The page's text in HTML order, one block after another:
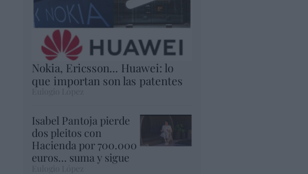
Nokia, Ericsson... Huawei: lo
que importan son las patentes
Eulogio López
Isabel Pantoja pierde
dos pleitos con
Hacienda por 700.000
euros... suma y sigue